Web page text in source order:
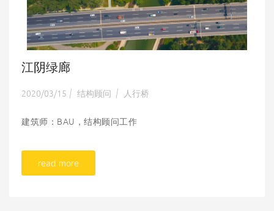
江阴绿廊
2020/03/15 | 结构顾问 | 人行桥
建筑师：BAU，结构顾问工作
read more